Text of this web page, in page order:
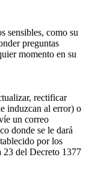
sensibles, como su
preguntas
momento en su
rectificar
induzcan al error) o
un correo
donde se le dará
por los
23 del Decreto 1377